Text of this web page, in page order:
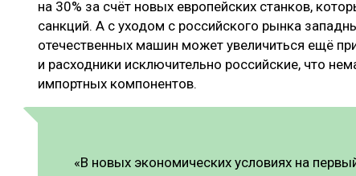
на 30% за счёт новых европейских станков,
санкций. А с уходом с российского рынка
отечественных машин может увеличиться ещё
и расходники исключительно российские, что
импортных компонентов.
«В новых экономических условиях на